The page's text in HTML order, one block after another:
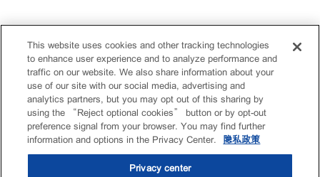
This website uses cookies and other tracking technologies
to enhance user experience and to analyze performance and
traffic on our website. We also share information about your
use of our site with our social media, advertising and
analytics partners, but you may opt out of this sharing by
using the “Reject optional cookies” button or by opt-out
preference signal from your browser. You may find further
information and options in the Privacy Center.
隐私政策
Privacy center